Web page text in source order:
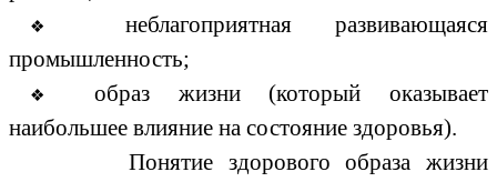
неблагоприятная развивающаяся
промышленность;
образ жизни (который оказывает
наибольшее влияние на состояние здоровья).
Понятие здорового образа жизни